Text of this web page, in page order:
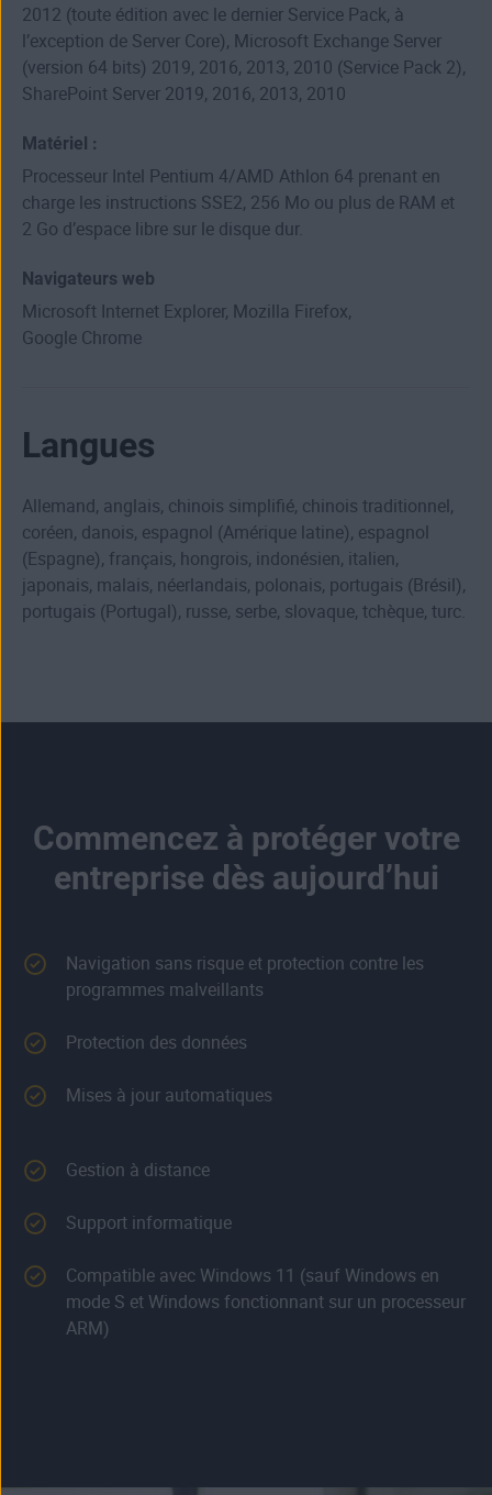
2012 (toute édition avec le dernier Service Pack, à
l’exception de Server Core), Microsoft Exchange Server
(version 64 bits) 2019, 2016, 2013, 2010 (Service Pack 2),
SharePoint Server 2019, 2016, 2013, 2010
Matériel :
Processeur Intel Pentium 4/AMD Athlon 64 prenant en
charge les instructions SSE2, 256 Mo ou plus de RAM et
2 Go d’espace libre sur le disque dur.
Navigateurs web
Microsoft Internet Explorer, Mozilla Firefox,
Google Chrome
Langues
Allemand, anglais, chinois simplifié, chinois traditionnel,
coréen, danois, espagnol (Amérique latine), espagnol
(Espagne), français, hongrois, indonésien, italien,
japonais, malais, néerlandais, polonais, portugais (Brésil),
portugais (Portugal), russe, serbe, slovaque, tchèque, turc.
Commencez à protéger votre
entreprise dès aujourd’hui
Navigation sans risque et protection contre les
programmes malveillants
Protection des données
Mises à jour automatiques
Gestion à distance
Support informatique
Compatible avec Windows 11 (sauf Windows en
mode S et Windows fonctionnant sur un processeur
ARM)